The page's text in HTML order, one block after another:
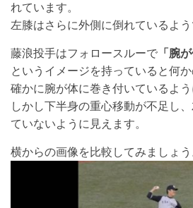
れています。
左膝はさらに外側に倒れているよう
藤浪投手はフォロースルーで 「腕
というイメージを持っていると何か
確かに腕が体に巻き付いているよう
しかし下半身の重心移動が不足し
ていないように見えます。
横からの画像を比較してみましょう